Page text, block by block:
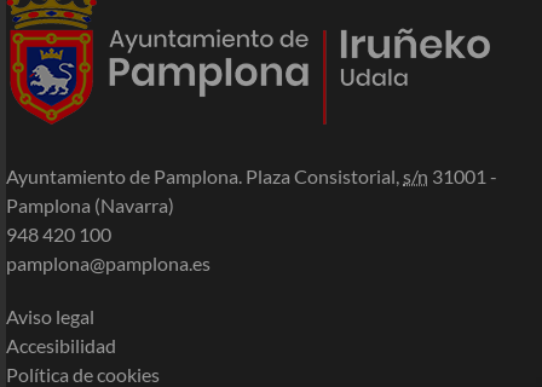
Ayuntamiento de Pamplona. Plaza Consistorial,s/n 31001 -
Pamplona (Navarra)
948 420 100
pamplona@pamplona.es
Aviso legal
Accesibilidad
Política de cookies